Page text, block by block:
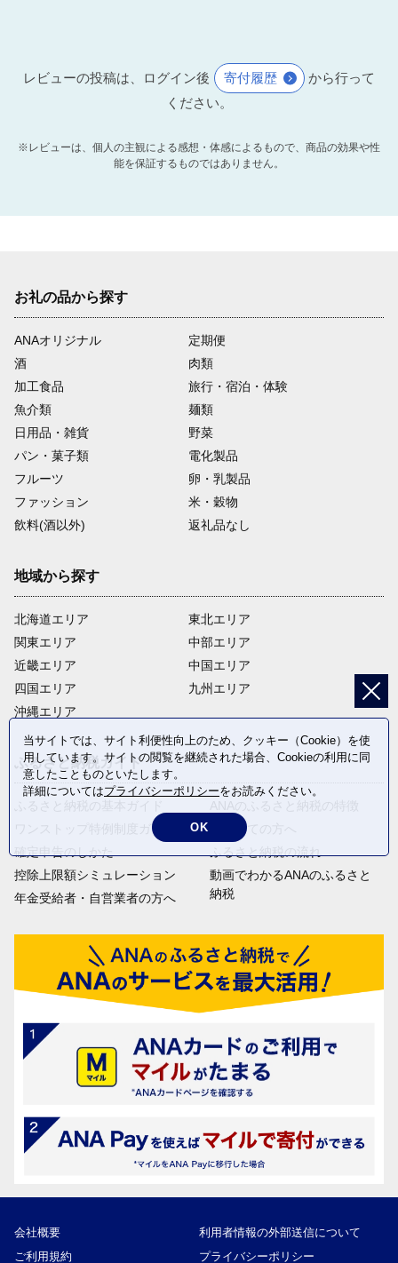
レビューの投稿は、ログイン後 寄付履歴
から行って
ください。
※レビューは、個人の主観による感想・体感によるもので、商品の効果や性
能を保証するものではありません。
お礼の品から探す
ANAオリジナル
定期便
酒
肉類
加工食品
旅行・宿泊・体験
魚介類
麺類
日用品・雑貨
野菜
パン・菓子類
電化製品
フルーツ
卵・乳製品
ファッション
米・穀物
飲料(酒以外)
返礼品なし
地域から探す
北海道エリア
関東エリア
近畿エリア
四国エリア
沖縄エリア
東北エリア
中部エリア
中国エリア
九州エリア
ふるさと納税ガイド
ワンストップ特例制度ガイド
確定申告のしかた
控除上限額シミュレーション
年金受給者・自営業者の方へ
はじめての方へ
ふるさと納税の流れ
動画でわかるANAのふるさと
納税
会社概要
利用者情報の外部送信について
ご利用規約
プライバシーポリシー
当サイトでは、サイト利便性向上のため、クッキー（Cookie）を使
用しています。サイトの閲覧を継続された場合、Cookieの利用に同
意したことものといたします。
詳細についてはプライバシーポリシーをお読みください。
OK